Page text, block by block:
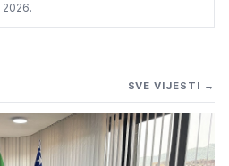
2026.
SVE VIJESTI →